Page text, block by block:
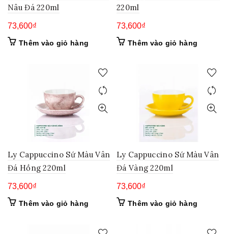
Nâu Đá 220ml
73,600₫
Thêm vào giỏ hàng
220ml
73,600₫
Thêm vào giỏ hàng
Ly Cappuccino Sứ Màu Vân
Đá Hồng 220ml
73,600₫
Thêm vào giỏ hàng
Ly Cappuccino Sứ Màu Vân
Đá Vàng 220ml
73,600₫
Thêm vào giỏ hàng